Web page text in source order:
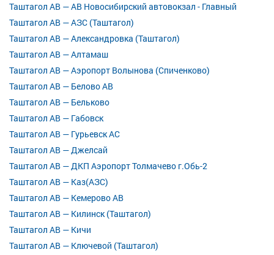
Таштагол АВ — АВ Новосибирский автовокзал - Главный
Таштагол АВ — АЗС (Таштагол)
Таштагол АВ — Александровка (Таштагол)
Таштагол АВ — Алтамаш
Таштагол АВ — Аэропорт Волынова (Спиченково)
Таштагол АВ — Белово АВ
Таштагол АВ — Бельково
Таштагол АВ — Габовск
Таштагол АВ — Гурьевск АС
Таштагол АВ — Джелсай
Таштагол АВ — ДКП Аэропорт Толмачево г.Обь-2
Таштагол АВ — Каз(АЗС)
Таштагол АВ — Кемерово АВ
Таштагол АВ — Килинск (Таштагол)
Таштагол АВ — Кичи
Таштагол АВ — Ключевой (Таштагол)